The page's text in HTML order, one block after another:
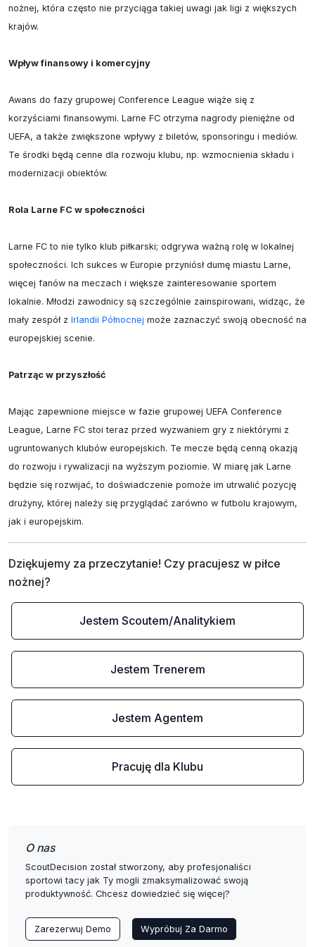
nożnej, która często nie przyciąga takiej uwagi jak ligi z większych
krajów.
Wpływ finansowy i komercyjny
Awans do fazy grupowej Conference League wiąże się z
korzyściami finansowymi. Larne FC otrzyma nagrody pieniężne od
UEFA, a także zwiększone wpływy z biletów, sponsoringu i mediów.
Te środki będą cenne dla rozwoju klubu, np. wzmocnienia składu i
modernizacji obiektów.
Rola Larne FC w społeczności
Larne FC to nie tylko klub piłkarski; odgrywa ważną rolę w lokalnej
społeczności. Ich sukces w Europie przyniósł dumę miastu Larne,
więcej fanów na meczach i większe zainteresowanie sportem
lokalnie. Młodzi zawodnicy są szczególnie zainspirowani, widząc, że
mały zespół z Irlandii Północnej może zaznaczyć swoją obecność na
europejskiej scenie.
Patrząc w przyszłość
Mając zapewnione miejsce w fazie grupowej UEFA Conference
League, Larne FC stoi teraz przed wyzwaniem gry z niektórymi z
ugruntowanych klubów europejskich. Te mecze będą cenną okazją
do rozwoju i rywalizacji na wyższym poziomie. W miarę jak Larne
będzie się rozwijać, to doświadczenie pomoże im utrwalić pozycję
drużyny, której należy się przyglądać zarówno w futbolu krajowym,
jak i europejskim.
Dziękujemy za przeczytanie! Czy pracujesz w piłce
nożnej?
Jestem Scoutem/Analitykiem
Jestem Trenerem
Jestem Agentem
Pracuję dla Klubu
O nas
ScoutDecision został stworzony, aby profesjonaliści
sportowi tacy jak Ty mogli zmaksymalizować swoją
produktywność. Chcesz dowiedzieć się więcej?
Zarezerwuj Demo Wypróbuj Za Darmo